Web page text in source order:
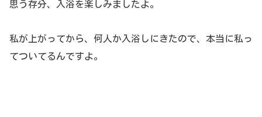
思う存分、入浴を楽しみましたよ。
私が上がってから、何人か入浴しにきたので、本当に私っ
てついてるんですよ。